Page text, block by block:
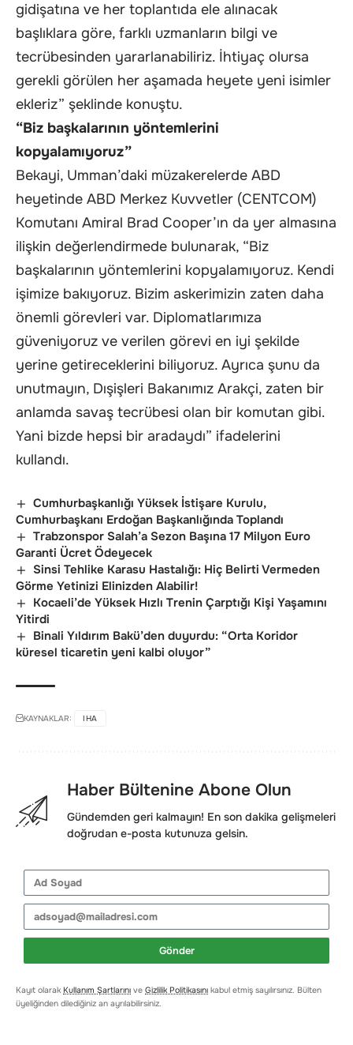
gidişatına ve her toplantıda ele alınacak
başlıklara göre, farklı uzmanların bilgi ve
tecrübesinden yararlanabiliriz. İhtiyaç olursa
gerekli görülen her aşamada heyete yeni isimler
ekleriz” şeklinde konuştu.
“Biz başkalarının yöntemlerini
kopyalamıyoruz”
Bekayi, Umman’daki müzakerelerde ABD
heyetinde ABD Merkez Kuvvetler (CENTCOM)
Komutanı Amiral Brad Cooper’ın da yer almasına
ilişkin değerlendirmede bulunarak, “Biz
başkalarının yöntemlerini kopyalamıyoruz. Kendi
işimize bakıyoruz. Bizim askerimizin zaten daha
önemli görevleri var. Diplomatlarımıza
güveniyoruz ve verilen görevi en iyi şekilde
yerine getireceklerini biliyoruz. Ayrıca şunu da
unutmayın, Dışişleri Bakanımız Arakçi, zaten bir
anlamda savaş tecrübesi olan bir komutan gibi.
Yani bizde hepsi bir aradaydı” ifadelerini
kullandı.
Cumhurbaşkanlığı Yüksek İstişare Kurulu,
Cumhurbaşkanı Erdoğan Başkanlığında Toplandı
Trabzonspor Salah’a Sezon Başına 17 Milyon Euro
Garanti Ücret Ödeyecek
Sinsi Tehlike Karasu Hastalığı: Hiç Belirti Vermeden
Görme Yetinizi Elinizden Alabilir!
Kocaeli’de Yüksek Hızlı Trenin Çarptığı Kişi Yaşamını
Yitirdi
Binali Yıldırım Bakü’den duyurdu: “Orta Koridor
küresel ticaretin yeni kalbi oluyor”
KAYNAKLAR: IHA
Haber Bültenine Abone Olun
Gündemden geri kalmayın! En son dakika gelişmeleri
doğrudan e-posta kutunuza gelsin.
Gönder
Kayıt olarak Kullanım Şartlarını ve Gizlilik Politikasını kabul etmiş sayılırsınız. Bülten
üyeliğinden dilediğiniz an ayrılabilirsiniz.